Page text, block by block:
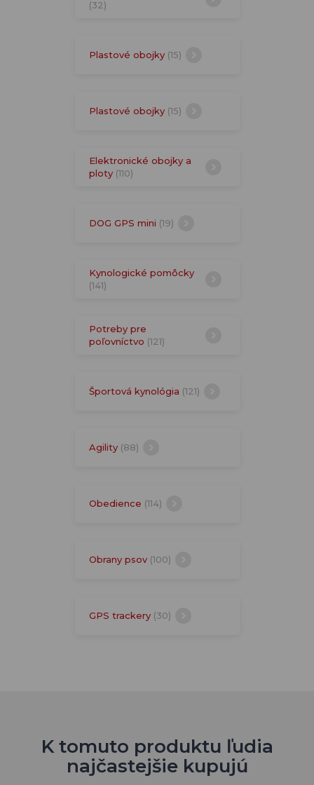
(32)
Plastové obojky (15)
Plastové obojky (15)
Elektronické obojky a
ploty (110)
DOG GPS mini (19)
Kynologické pomôcky
(141)
Potreby pre
poľovníctvo (121)
Športová kynológia (121)
Agility (88)
Obedience (114)
Obrany psov (100)
GPS trackery (30)
K tomuto produktu ľudia
najčastejšie kupujú